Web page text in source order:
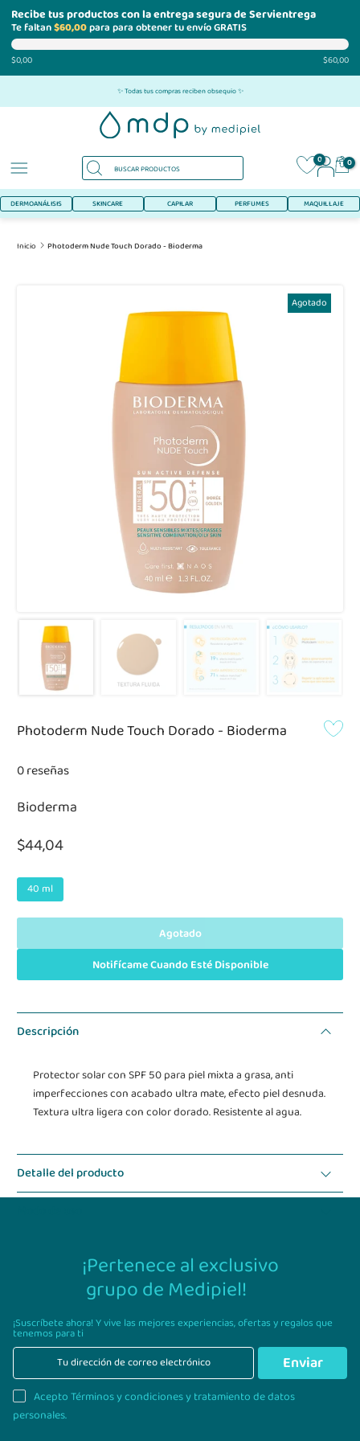
Recibe tus productos con la entrega segura de Servientrega
Te faltan$60,00para para obtener tu envío GRATIS
$0,00 $60,00
al
✨ Todas tus compras reciben obsequio ✨
0 0
DERMOANÁLISIS SKINCARE CAPILAR PERFUMES MAQUILLAJE
Inicio Photoderm Nude Touch Dorado - Bioderma
Agotado
Photoderm Nude Touch Dorado - Bioderma
0 reseñas
Bioderma
$44,04
40 ml
Agotado
Notifícame Cuando Esté Disponible
Descripción
Protector solar con SPF 50 para piel mixta a grasa, anti
imperfecciones con acabado ultra mate, efecto piel desnuda.
Textura ultra ligera con color dorado. Resistente al agua.
Detalle del producto
¡Pertenece al exclusivo
grupo de Medipiel!
¡Suscríbete ahora! Y vive las mejores experiencias,ofertas y regalos que
tenemos para ti
Enviar
Acepto Términos y condiciones y tratamiento de datos
personales.